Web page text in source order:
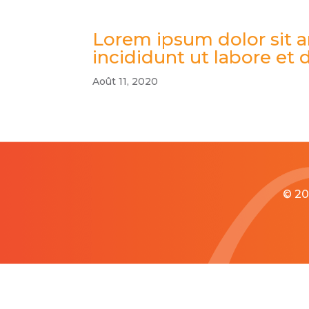
Lorem ipsum dolor sit
incididunt ut labore et
Août 11, 2020
©